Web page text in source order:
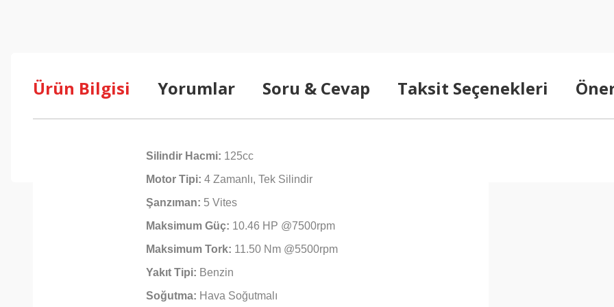
Ürün Bilgisi Yorumlar Soru & Cevap Taksit Seçenekleri
Silindir Hacmi: 125cc
Motor Tipi: 4 Zamanlı, Tek Silindir
Şanzıman: 5 Vites
Maksimum Güç: 10.46 HP @7500rpm
Maksimum Tork: 11.50 Nm @5500rpm
Yakıt Tipi: Benzin
Soğutma: Hava Soğutmalı